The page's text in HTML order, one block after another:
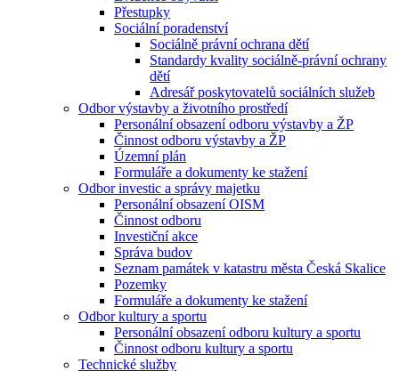
Přestupky
Sociální poradenství
Sociálně právní ochrana dětí
Standardy kvality sociálně-právní ochrany
dětí
Adresář poskytovatelů sociálních služeb
Odbor výstavby a životního prostředí
Personální obsazení odboru výstavby a ŽP
Činnost odboru výstavby a ŽP
Územní plán
Formuláře a dokumenty ke stažení
Odbor investic a správy majetku
Personální obsazení OISM
Činnost odboru
Investiční akce
Správa budov
Seznam památek v katastru města Česká Skalice
Pozemky
Formuláře a dokumenty ke stažení
Odbor kultury a sportu
Personální obsazení odboru kultury a sportu
Činnost odboru kultury a sportu
Technické služby